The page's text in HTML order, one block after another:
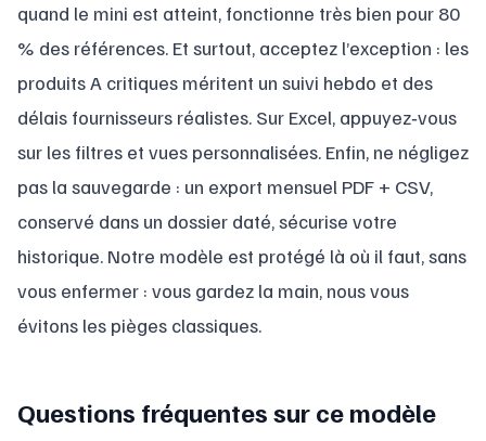
quand le mini est atteint, fonctionne très bien pour 80
% des références. Et surtout, acceptez l’exception : les
produits A critiques méritent un suivi hebdo et des
délais fournisseurs réalistes. Sur Excel, appuyez‑vous
sur les filtres et vues personnalisées. Enfin, ne négligez
pas la sauvegarde : un export mensuel PDF + CSV,
conservé dans un dossier daté, sécurise votre
historique. Notre modèle est protégé là où il faut, sans
vous enfermer : vous gardez la main, nous vous
évitons les pièges classiques.
Questions fréquentes sur ce modèle